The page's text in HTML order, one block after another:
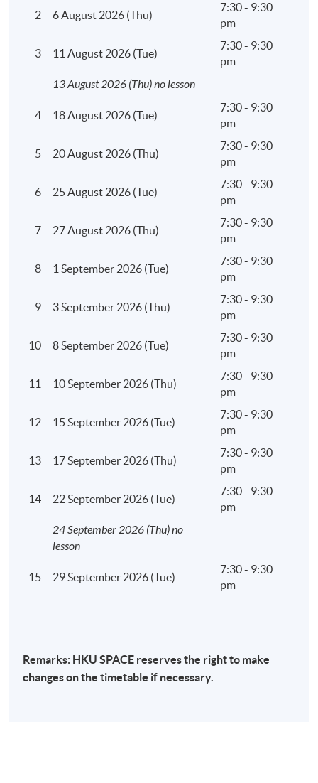
2 6 August 2026 (Thu)
7:30 - 9:30
pm
3 11 August 2026 (Tue)
7:30 - 9:30
pm
13 August 2026 (Thu) no lesson
4 18 August 2026 (Tue)
7:30 - 9:30
pm
5 20 August 2026 (Thu)
7:30 - 9:30
pm
6 25 August 2026 (Tue)
7:30 - 9:30
pm
7 27 August 2026 (Thu)
7:30 - 9:30
pm
8 1 September 2026 (Tue)
7:30 - 9:30
pm
9 3 September 2026 (Thu)
7:30 - 9:30
pm
10 8 September 2026 (Tue)
7:30 - 9:30
pm
11 10 September 2026 (Thu)
7:30 - 9:30
pm
12 15 September 2026 (Tue)
7:30 - 9:30
pm
13 17 September 2026 (Thu)
7:30 - 9:30
pm
14 22 September 2026 (Tue)
7:30 - 9:30
pm
24 September 2026 (Thu) no
lesson
15 29 September 2026 (Tue)
7:30 - 9:30
pm
Remarks: HKU SPACE reserves the right to make
changes on the timetable if necessary.